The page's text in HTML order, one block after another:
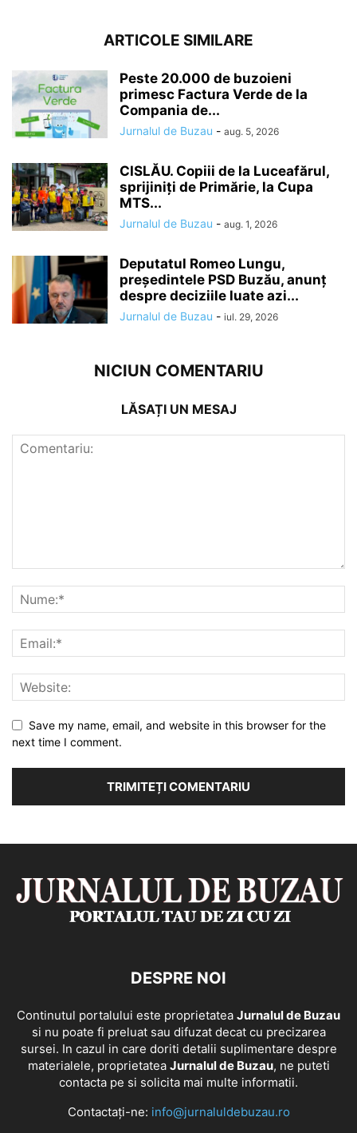
ARTICOLE SIMILARE
Peste 20.000 de buzoieni
primesc Factura Verde de la
Compania de...
Jurnalul de Buzau - aug. 5, 2026
CISLĂU. Copiii de la Luceafărul,
sprijiniți de Primărie, la Cupa
MTS...
Jurnalul de Buzau - aug. 1, 2026
Deputatul Romeo Lungu,
președintele PSD Buzău, anunț
despre deciziile luate azi...
Jurnalul de Buzau - iul. 29, 2026
NICIUN COMENTARIU
LĂSAȚI UN MESAJ
Save my name, email, and website in this browser for the
next time I comment.
DESPRE NOI
Continutul portalului este proprietatea Jurnalul de Buzau
si nu poate fi preluat sau difuzat decat cu precizarea
sursei. In cazul in care doriti detalii suplimentare despre
materialele, proprietatea Jurnalul de Buzau, ne puteti
contacta pe si solicita mai multe informatii.
Contactați-ne: info@jurnaluldebuzau.ro